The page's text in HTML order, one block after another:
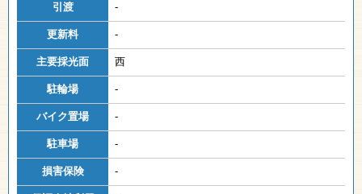
引渡 -
更新料 -
主要採光面 西
駐輪場 -
バイク置場 -
駐車場 -
損害保険 -